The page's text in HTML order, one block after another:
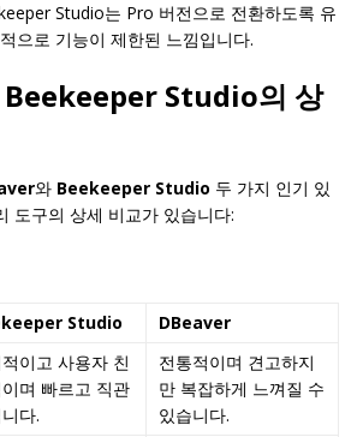
Studio는 Pro 버전으로 전환하도록 유
으로 기능이 제한된 느낌입니다.
Beekeeper Studio의 상
와 Beekeeper Studio 두 가지 인기 있
도구의 상세 비교가 있습니다:
Studio DBeaver
이고 사용자 친
며 빠르고 직관
다.
전통적이며 견고하지
만 복잡하게 느껴질 수
있습니다.